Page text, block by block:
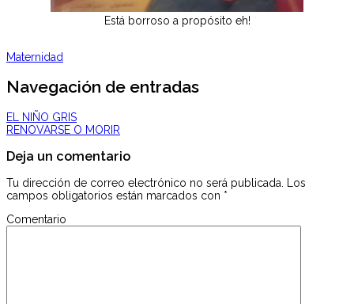
Está borroso a propósito eh!
Maternidad
Navegación de entradas
EL NIÑO GRIS
RENOVARSE O MORIR
Deja un comentario
Tu dirección de correo electrónico no será publicada. Los
campos obligatorios están marcados con *
Comentario